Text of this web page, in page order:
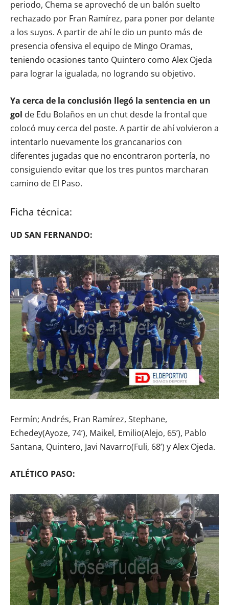
periodo, Chema se aprovechó de un balón suelto
rechazado por Fran Ramírez, para poner por delante
a los suyos. A partir de ahí le dio un punto más de
presencia ofensiva el equipo de Mingo Oramas,
teniendo ocasiones tanto Quintero como Alex Ojeda
para lograr la igualada, no logrando su objetivo.
Ya cerca de la conclusión llegó la sentencia en un
gol de Edu Bolaños en un chut desde la frontal que
colocó muy cerca del poste. A partir de ahí volvieron a
intentarlo nuevamente los grancanarios con
diferentes jugadas que no encontraron portería, no
consiguiendo evitar que los tres puntos marcharan
camino de El Paso.
Ficha técnica:
UD SAN FERNANDO:
Fermín; Andrés, Fran Ramírez, Stephane,
Echedey(Ayoze, 74’), Maikel, Emilio(Alejo, 65’), Pablo
Santana, Quintero, Javi Navarro(Fuli, 68’) y Alex Ojeda.
ATLÉTICO PASO: